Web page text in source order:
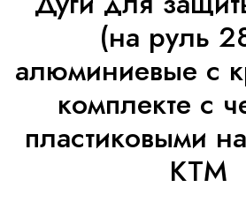
(на руль
алюминиевые с
комплекте с
пластиковыми
KTM